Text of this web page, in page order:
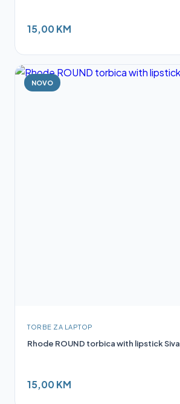
15,00 KM
NOVO
TORBE ZA LAPTOP
Rhode ROUND torbica with lipstick Siva
15,00 KM